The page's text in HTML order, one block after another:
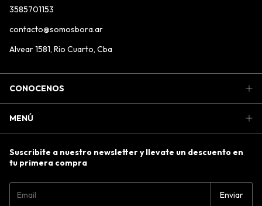
3585701153
contacto@somosbora.ar
Alvear 1581, Rio Cuarto, Cba
CONOCENOS
MENÚ
Suscribite a nuestro newsletter y llevate un descuento en
tu primera compra